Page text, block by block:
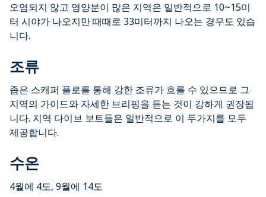
오염되지 않고 영양분이 많은 지역은 일반적으로 10~15미
터 시야가 나오지만 때때로 33미터까지 나오는 경우도 있습
니다.
조류
좁은 스캐퍼 플로를 통해 강한 조류가 흐를 수 있으므로 그
지역의 가이드와 자세한 브리핑을 듣는 것이 강하게 권장됩
니다. 지역 다이브 보트들은 일반적으로 이 두가지를 모두
제공합니다.
수온
4월에 4도, 9월에 14도